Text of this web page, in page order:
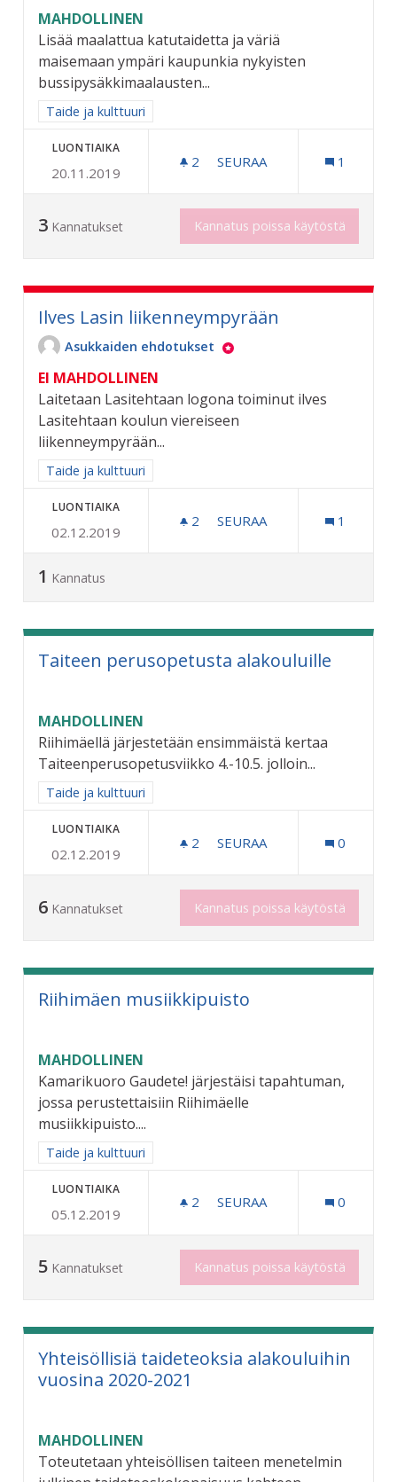
MAHDOLLINEN
Lisää maalattua katutaidetta ja väriä
maisemaan ympäri kaupunkia nykyisten
bussipysäkkimaalausten...
Rajaa tulokset aihepiirin mukaan: Taide ja kulttuuri
Taide ja kulttuuri
LUONTIAIKA
20.11.2019
2 2 SEURAAJAA
SEURAA 1
3 Kannatukset Kannatus poissa käytöstä
Ilves Lasin liikenneympyrään
Asukkaiden ehdotukset
EI MAHDOLLINEN
Laitetaan Lasitehtaan logona toiminut ilves
Lasitehtaan koulun viereiseen
liikenneympyrään...
Rajaa tulokset aihepiirin mukaan: Taide ja kulttuuri
Taide ja kulttuuri
LUONTIAIKA
02.12.2019
2 2 SEURAAJAA
SEURAA 1
1 Kannatus
Taiteen perusopetusta alakouluille
MAHDOLLINEN
Riihimäellä järjestetään ensimmäistä kertaa
Taiteenperusopetusviikko 4.-10.5. jolloin...
Rajaa tulokset aihepiirin mukaan: Taide ja kulttuuri
Taide ja kulttuuri
LUONTIAIKA
02.12.2019
2 2 SEURAAJAA
SEURAA 0
6 Kannatukset Kannatus poissa käytöstä
Riihimäen musiikkipuisto
MAHDOLLINEN
Kamarikuoro Gaudete! järjestäisi tapahtuman,
jossa perustettaisiin Riihimäelle
musiikkipuisto....
Rajaa tulokset aihepiirin mukaan: Taide ja kulttuuri
Taide ja kulttuuri
LUONTIAIKA
05.12.2019
2 2 SEURAAJAA
SEURAA 0
5 Kannatukset Kannatus poissa käytöstä
Yhteisöllisiä taideteoksia alakouluihin
vuosina 2020-2021
MAHDOLLINEN
Toteutetaan yhteisöllisen taiteen menetelmin